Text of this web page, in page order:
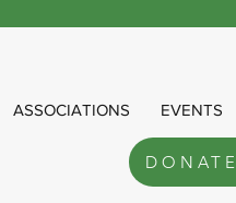
ASSOCIATIONS EVENTS
DONATE